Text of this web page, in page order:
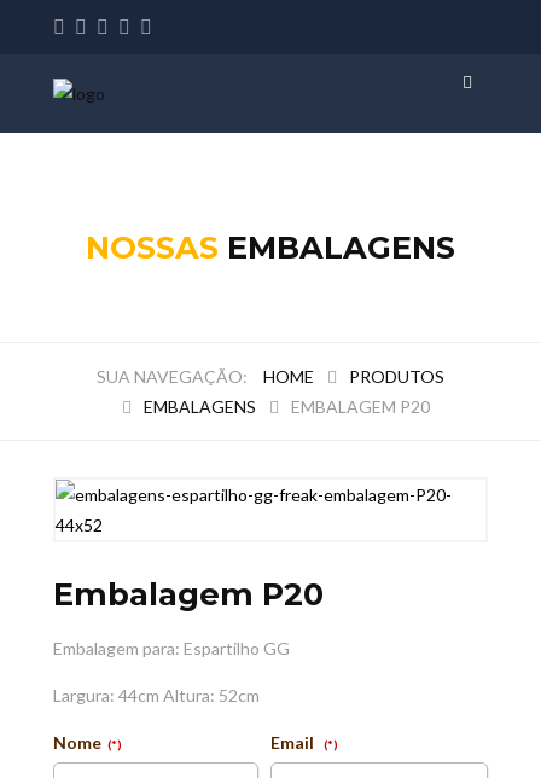
NOSSAS EMBALAGENS
HOME
PRODUTOS
EMBALAGENS
EMBALAGEM P20
Embalagem P20
Embalagem para: Espartilho GG
Largura: 44cm Altura: 52cm
Nome (*) Email (*)